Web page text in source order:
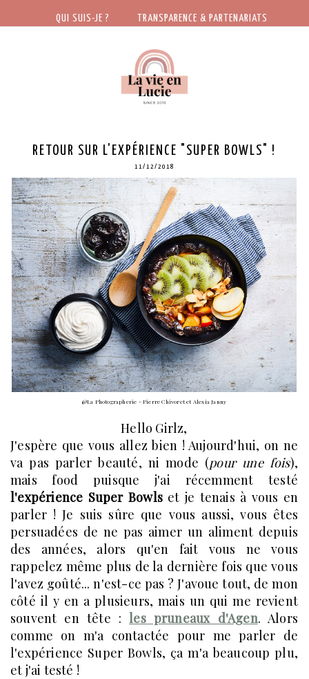
RETOUR SUR L'EXPÉRIENCE "SUPER BOWLS" !
11/12/2018
@La Photographerie - Pierre Chivoret et Alexia Janny
Hello Girlz,
J'espère que vous allez bien ! Aujourd'hui, on ne
va pas parler beauté, ni mode (pour une fois),
mais food puisque j'ai récemment testé
l'expérience Super Bowls et je tenais à vous en
parler ! Je suis sûre que vous aussi, vous êtes
persuadées de ne pas aimer un aliment depuis
des années, alors qu'en fait vous ne vous
rappelez même plus de la dernière fois que vous
l'avez goûté... n'est-ce pas ? J'avoue tout, de mon
côté il y en a plusieurs, mais un qui me revient
souvent en tête :les pruneaux d'Agen. Alors
comme on m'a contactée pour me parler de
l'expérience Super Bowls, ça m'a beaucoup plu,
et j'ai testé !
QUI SUIS-JE ? TRANSPARENCE & PARTENARIATS